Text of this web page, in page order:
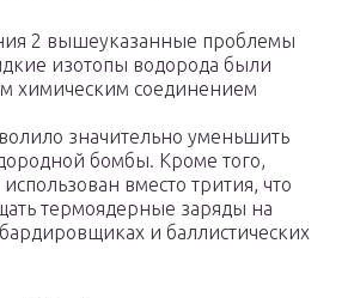
2 вышеуказанные проблемы
изотопы водорода были
химическим соединением
значительно уменьшить
бомбы. Кроме того,
вместо трития, что
термоядерные заряды на
и баллистических